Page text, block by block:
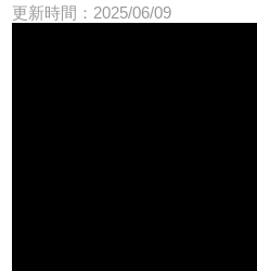
更新時間：2025/06/09